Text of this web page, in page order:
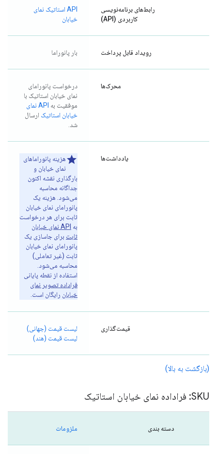
رابط‌های برنامه‌نویسی
کاربردی (API)
API استاتیک نمای
خیابان
رویداد قابل پرداخت بار پانوراما
محرک‌ها
درخواست پانورامای
نمای خیابان استاتیک با
موفقیت به
API نمای
خیابان استاتیک ارسال
شد.
یادداشت‌ها
هزینه پانوراماهای
نمای خیابان و
بارگذاری نقشه اکنون
جداگانه محاسبه
می‌شود. هزینه یک
پانورامای نمای خیابان
ثابت برای هر درخواست
به
API نمای خیابان
ثابت برای جاسازی یک
پانورامای نمای خیابان
ثابت (غیر تعاملی)
محاسبه می‌شود.
استفاده از نقطه پایانی
فراداده تصویر نمای
خیابان رایگان است.
قیمت‌گذاری
لیست قیمت (جهانی)
لیست قیمت (هند)
(بازگشت به بالا)
SKU: فراداده نمای خیابان استاتیک
دسته بندی ملزومات